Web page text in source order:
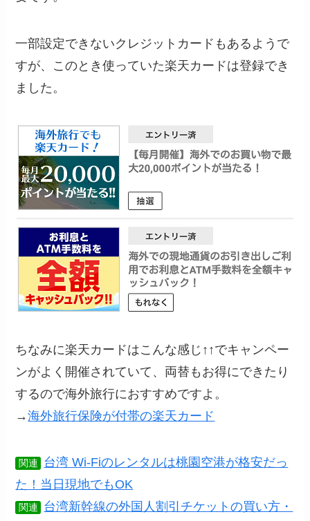
一部設定できないクレジットカードもあるようで
すが、このとき使っていた楽天カードは登録でき
ました。
ちなみに楽天カードはこんな感じ↑↑でキャンペー
ンがよく開催されていて、両替もお得にできたり
するので海外旅行におすすめですよ。
→海外旅行保険が付帯の楽天カード
関連
台湾 Wi-Fiのレンタルは桃園空港が格安だっ
た！当日現地でもOK
関連
台湾新幹線の外国人割引チケットの買い方・